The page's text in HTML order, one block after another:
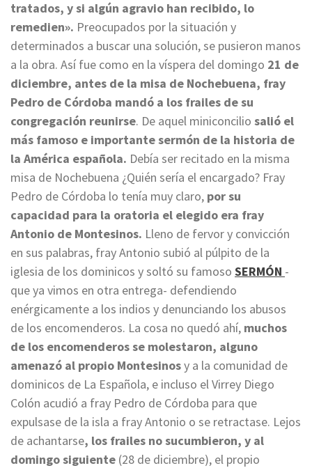
tratados, y si algún agravio han recibido, lo
remedien». Preocupados por la situación y
determinados a buscar una solución, se pusieron manos
a la obra. Así fue como en la víspera del domingo 21 de
diciembre, antes de la misa de Nochebuena, fray
Pedro de Córdoba mandó a los frailes de su
congregación reunirse. De aquel miniconcilio salió el
más famoso e importante sermón de la historia de
la América española. Debía ser recitado en la misma
misa de Nochebuena ¿Quién sería el encargado? Fray
Pedro de Córdoba lo tenía muy claro, por su
capacidad para la oratoria el elegido era fray
Antonio de Montesinos. Lleno de fervor y convicción
en sus palabras, fray Antonio subió al púlpito de la
iglesia de los dominicos y soltó su famoso SERMÓN -
que ya vimos en otra entrega- defendiendo
enérgicamente a los indios y denunciando los abusos
de los encomenderos. La cosa no quedó ahí, muchos
de los encomenderos se molestaron, alguno
amenazó al propio Montesinosy a la comunidad de
dominicos de La Española, e incluso el Virrey Diego
Colón acudió a fray Pedro de Córdoba para que
expulsase de la isla a fray Antonio o se retractase. Lejos
de achantarse, los frailes no sucumbieron, y al
domingo siguiente (28 de diciembre), el propio